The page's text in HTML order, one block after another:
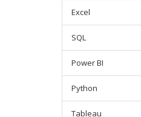
Excel
SQL
Power BI
Python
Tableau